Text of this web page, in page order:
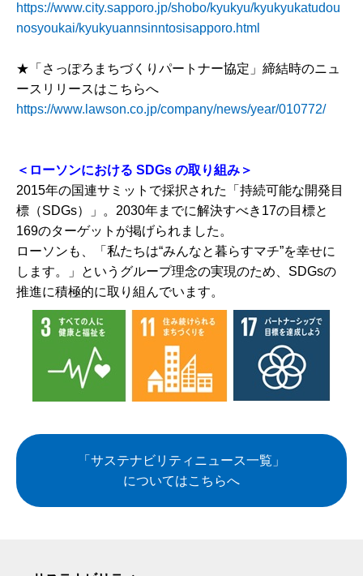
https://www.city.sapporo.jp/shobo/kyukyu/kyukyukatudou
nosyoukai/kyukyuannsinntosisapporo.html
★「さっぽろまちづくりパートナー協定」締結時のニュ
ースリリースはこちらへ
https://www.lawson.co.jp/company/news/year/010772/
＜ローソンにおける SDGs の取り組み＞
2015年の国連サミットで採択された「持続可能な開発目
標（SDGs）」。2030年までに解決すべき17の目標と
169のターゲットが掲げられました。
ローソンも、「私たちは“みんなと暮らすマチ”を幸せに
します。」というグループ理念の実現のため、SDGsの
推進に積極的に取り組んでいます。
「サステナビリティニュース一覧」
についてはこちらへ